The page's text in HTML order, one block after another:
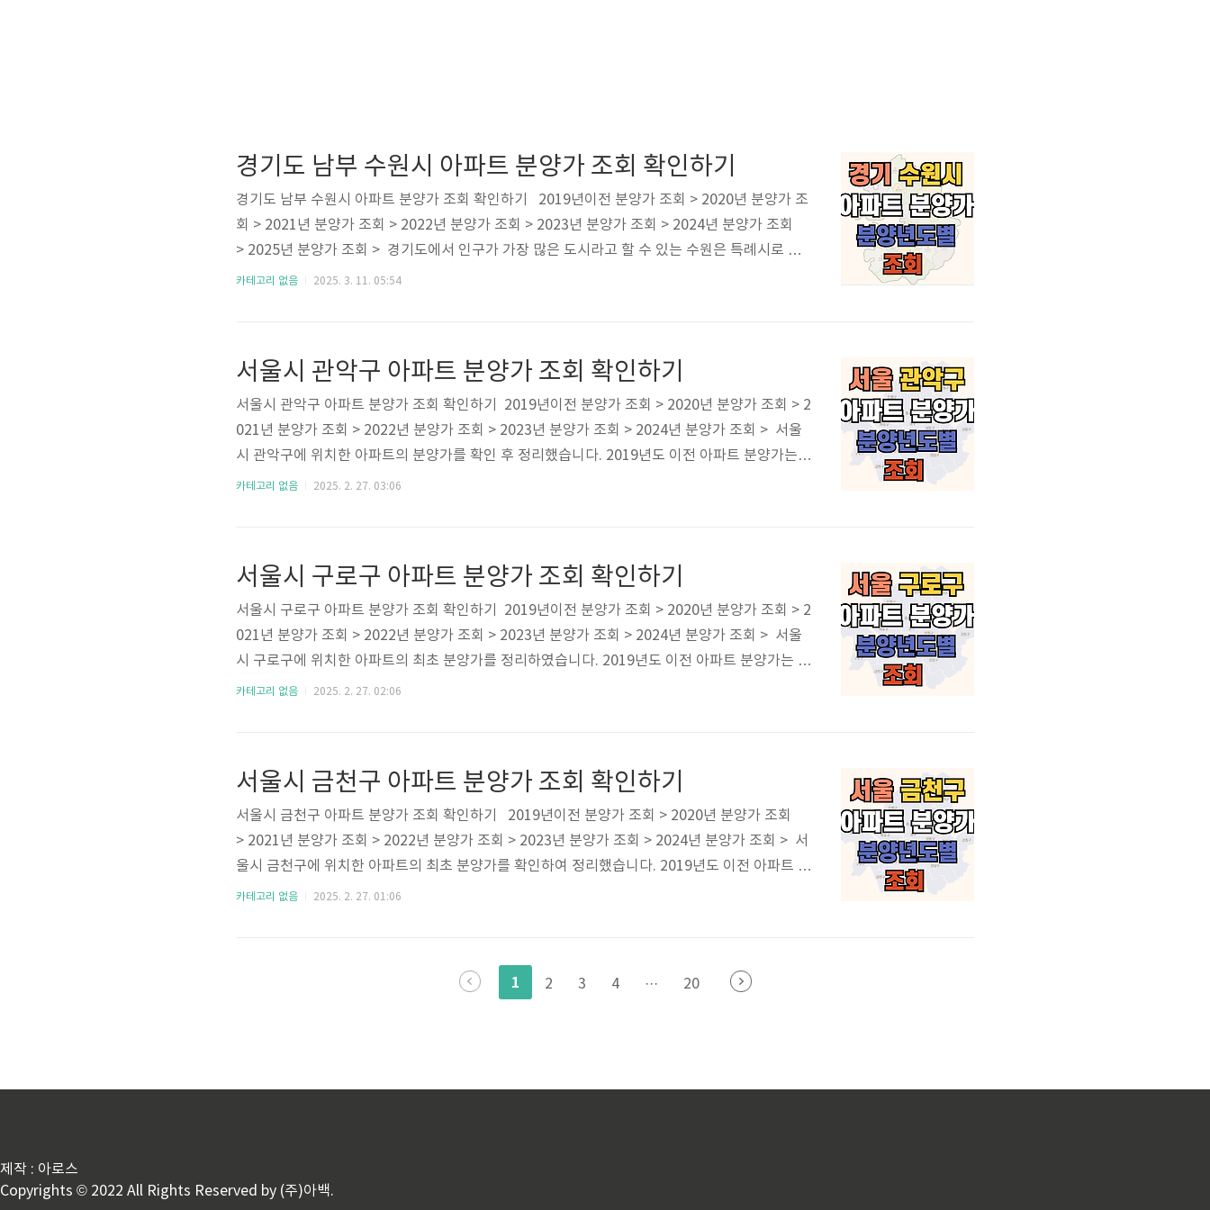
경기도 남부 수원시 아파트 분양가 조회 확인하기
경기도 남부 수원시 아파트 분양가 조회 확인하기 2019년이전 분양가 조회 > 2020년 분양가 조
회 > 2021년 분양가 조회 > 2022년 분양가 조회 > 2023년 분양가 조회 > 2024년 분양가 조회
> 2025년 분양가 조회 > 경기도에서 인구가 가장 많은 도시라고 할 수 있는 수원은 특례시로 지
정된 바 있습니다. 수원의 신축 아파트는 매년 많은 편이었으며, 광교신도시가 있는 곳입니다. 대
실15단지 B-..
카테고리 없음 2025. 3. 11. 05:54
서울시 관악구 아파트 분양가 조회 확인하기
서울시 관악구 아파트 분양가 조회 확인하기 2019년이전 분양가 조회 > 2020년 분양가 조회 > 2
021년 분양가 조회 > 2022년 분양가 조회 > 2023년 분양가 조회 > 2024년 분양가 조회 > 서울
시 관악구에 위치한 아파트의 분양가를 확인 후 정리했습니다. 2019년도 이전 아파트 분양가는
차차 업데이트 될 예정입니다. 2020년부터 분양한 아파트는 아래 표를 확인하시고 위 버튼을 통
벤처타운역 푸르지오힐스..
카테고리 없음 2025. 2. 27. 03:06
서울시 구로구 아파트 분양가 조회 확인하기
서울시 구로구 아파트 분양가 조회 확인하기 2019년이전 분양가 조회 > 2020년 분양가 조회 > 2
021년 분양가 조회 > 2022년 분양가 조회 > 2023년 분양가 조회 > 2024년 분양가 조회 > 서울
시 구로구에 위치한 아파트의 최초 분양가를 정리하였습니다. 2019년도 이전 아파트 분양가는 추
후 올라올 예정이니 조금 더 기다려 주시기 바랍니다. 2020년부터 분양한 아파트는 아래 표에 작
한 서울 구로구 아파트개봉 ..
카테고리 없음 2025. 2. 27. 02:06
서울시 금천구 아파트 분양가 조회 확인하기
서울시 금천구 아파트 분양가 조회 확인하기 2019년이전 분양가 조회 > 2020년 분양가 조회
> 2021년 분양가 조회 > 2022년 분양가 조회 > 2023년 분양가 조회 > 2024년 분양가 조회 > 서
울시 금천구에 위치한 아파트의 최초 분양가를 확인하여 정리했습니다. 2019년도 이전 아파트 분
양가는 추후 업로드 될 예정이니 기다려주세요. 2020년부터 분양한 아파트는 아래 표에 작성하였
하이엔에듀포레 서울아파트 분양가 조회 > 전국아파트 분양가 조회 > 아파트청약 바로가기 >
카테고리 없음 2025. 2. 27. 01:06
1 2 3 4 ··· 20
제작 : 아로스
Copyrights © 2022 All Rights Reserved by (주)아백.